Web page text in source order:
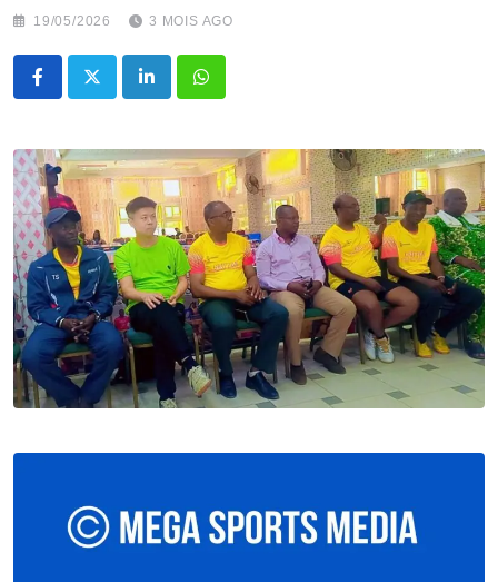
19/05/2026 3 MOIS AGO
LinkedInWhatsapp